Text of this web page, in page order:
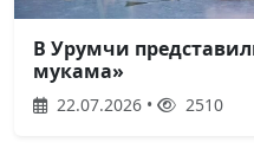
В Урумчи
мукама»
22.07.2026 • 2510